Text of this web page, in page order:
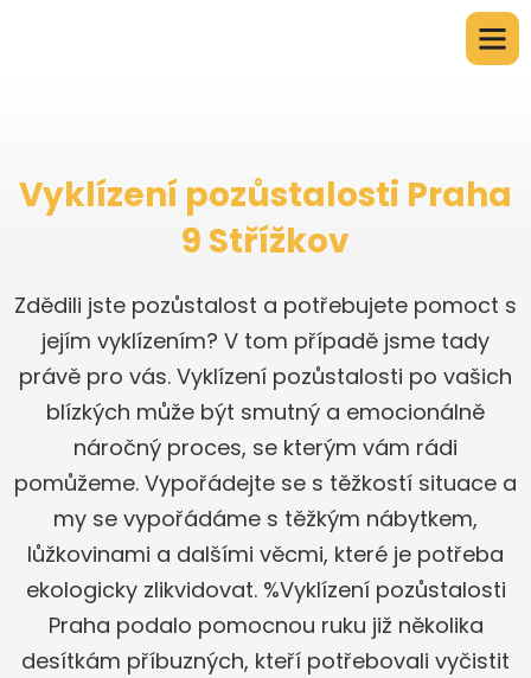
Vyklízení pozůstalosti Praha
9 Střížkov
Zdědili jste pozůstalost a potřebujete pomoct s
jejím vyklízením? V tom případě jsme tady
právě pro vás. Vyklízení pozůstalosti po vašich
blízkých může být smutný a emocionálně
náročný proces, se kterým vám rádi
pomůžeme. Vypořádejte se s těžkostí situace a
my se vypořádáme s těžkým nábytkem,
lůžkovinami a dalšími věcmi, které je potřeba
ekologicky zlikvidovat. %Vyklízení pozůstalosti
Praha podalo pomocnou ruku již několika
desítkám příbuzných, kteří potřebovali vyčistit